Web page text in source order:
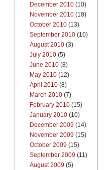
December 2010 (10)
November 2010 (18)
October 2010 (13)
September 2010 (10)
August 2010 (3)
July 2010 (5)
June 2010 (8)
May 2010 (12)
April 2010 (8)
March 2010 (7)
February 2010 (15)
January 2010 (10)
December 2009 (14)
November 2009 (15)
October 2009 (15)
September 2009 (11)
August 2009 (5)